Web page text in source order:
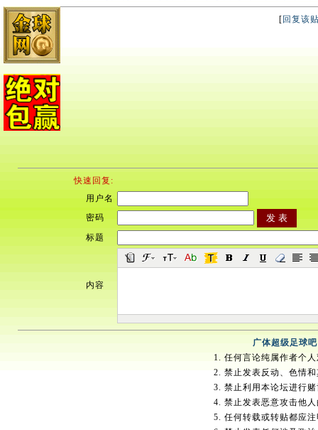
[ 回复该
快速回复:
用户名
密码
标题
内容
广体超级足球吧
1. 任何言论纯属作者个
2. 禁止发表反动、色情
3. 禁止利用本论坛进行
4. 禁止发表恶意攻击他
5. 任何转载或转贴都应